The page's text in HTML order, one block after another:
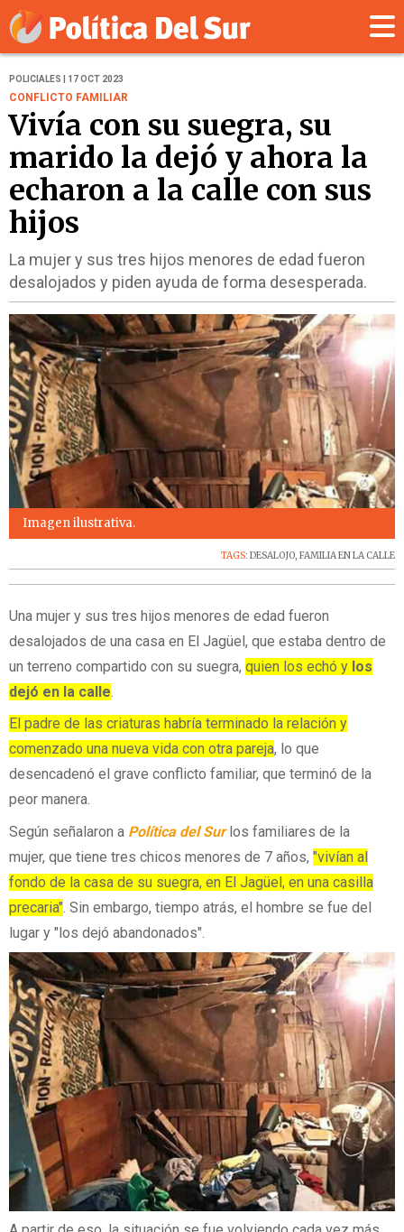
POLICIALES | 17 OCT 2023
CONFLICTO FAMILIAR
Vivía con su suegra, su
marido la dejó y ahora la
echaron a la calle con sus
hijos
La mujer y sus tres hijos menores de edad fueron
desalojados y piden ayuda de forma desesperada.
Imagen ilustrativa.
TAGS: DESALOJO, FAMILIA EN LA CALLE
Una mujer y sus tres hijos menores de edad fueron
desalojados de una casa en El Jagüel, que estaba dentro de
un terreno compartido con su suegra, quien los echó y los
dejó en la calle.
El padre de las criaturas habría terminado la relación y
comenzado una nueva vida con otra pareja, lo que
desencadenó el grave conflicto familiar, que terminó de la
peor manera.
Según señalaron a Política del Surlos familiares de la
mujer, que tiene tres chicos menores de 7 años, "vivían al
fondo de la casa de su suegra, en El Jagüel, en una casilla
precaria" . Sin embargo, tiempo atrás, el hombre se fue del
lugar y "los dejó abandonados".